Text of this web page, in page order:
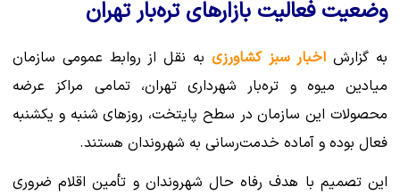
وضعیت فعالیت بازارهای تره‌بار تهران
به گزارش اخبار سبز کشاورزی به نقل از روابط عمومی سازمان
میادین میوه و تره‌بار شهرداری تهران، تمامی مراکز عرضه
محصولات این سازمان در سطح پایتخت، روزهای شنبه و یکشنبه
فعال بوده و آماده خدمت‌رسانی به شهروندان هستند.
این تصمیم با هدف رفاه حال شهروندان و تأمین اقلام ضروری